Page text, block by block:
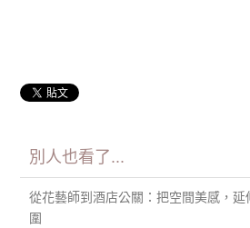
別人也看了...
從花藝師到酒店公關：把空間美感，
圍